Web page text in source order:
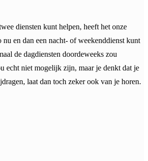
diensten kunt helpen, heeft het onze
en dan een nacht- of weekenddienst kunt
de dagdiensten doordeweeks zou
echt niet mogelijk zijn, maar je denkt dat je
laat dan toch zeker ook van je horen.